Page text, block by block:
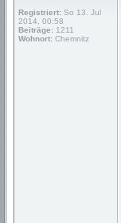
Registriert: So 13. Jul
2014, 00:58
Beiträge: 1211
Wohnort: Chemnitz